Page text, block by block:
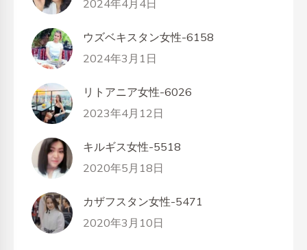
2024年4月4日
ウズベキスタン女性-6158
2024年3月1日
リトアニア女性-6026
2023年4月12日
キルギス女性-5518
2020年5月18日
カザフスタン女性-5471
2020年3月10日